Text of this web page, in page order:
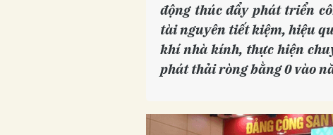
động thúc đẩy phát triển
tài nguyên tiết kiệm, hiệu
khí nhà kính, thực hiện
phát thải ròng bằng 0 vào